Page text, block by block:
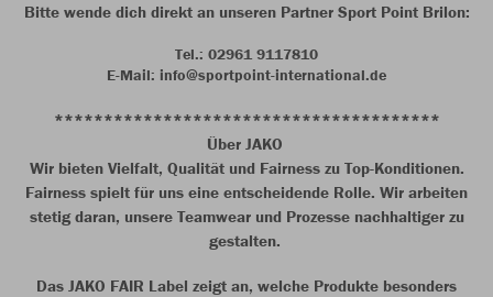
Bitte wende dich direkt an unseren Partner Sport Point Brilon:
Tel.: 02961 9117810
E-Mail: info@sportpoint-international.de
***************************************
Über JAKO
Wir bieten Vielfalt, Qualität und Fairness zu Top-Konditionen.
Fairness spielt für uns eine entscheidende Rolle. Wir arbeiten
stetig daran, unsere Teamwear und Prozesse nachhaltiger zu
gestalten.
Das JAKO FAIR Label zeigt an, welche Produkte besonders